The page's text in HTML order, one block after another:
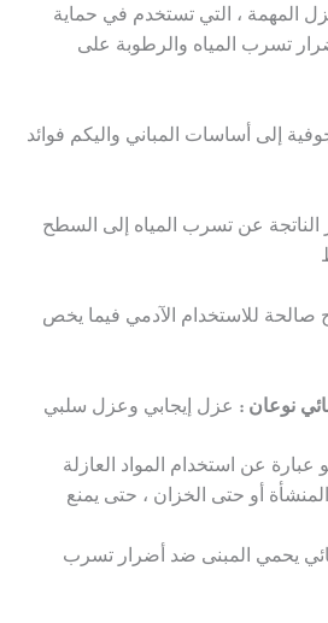
المهمة ، التي تستخدم في حماية
تسرب المياه والرطوبة على
إلى أساسات المباني واليكم فوائد
الناتجة عن تسرب المياه إلى السطح
صالحة للاستخدام الآدمي فيما يخص
نوعان : عزل إيجابي وعزل سلبي
عبارة عن استخدام المواد العازلة
أو حتى الخزان ، حتى يمنع
يحمي المبنى ضد أضرار تسرب